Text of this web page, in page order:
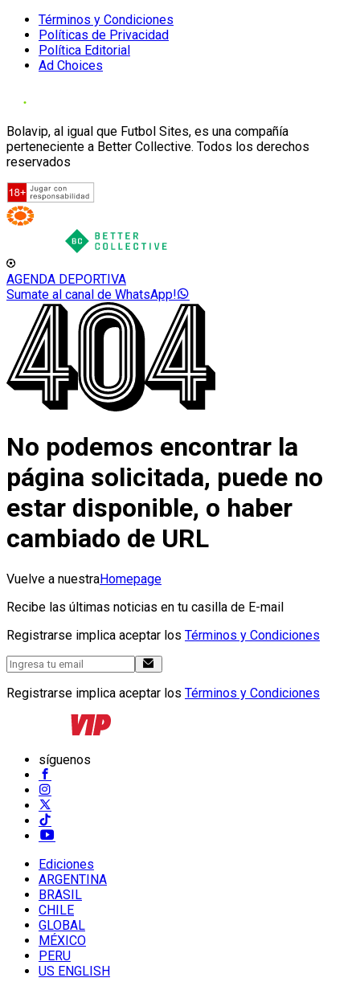
Términos y Condiciones
Políticas de Privacidad
Política Editorial
Ad Choices
Bolavip, al igual que Futbol Sites, es una compañía
perteneciente a Better Collective. Todos los derechos
reservados
AGENDA DEPORTIVA
Sumate al canal de WhatsApp!
No podemos encontrar la
página solicitada, puede no
estar disponible, o haber
cambiado de URL
Vuelve a nuestraHomepage
Recibe las últimas noticias en tu casilla de E-mail
Registrarse implica aceptar los Términos y Condiciones
Registrarse implica aceptar los Términos y Condiciones
síguenos
Ediciones
ARGENTINA
BRASIL
CHILE
GLOBAL
MÉXICO
PERU
US ENGLISH